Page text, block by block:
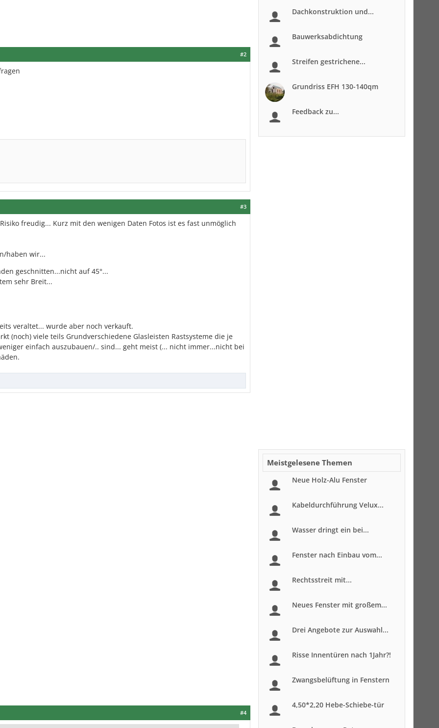
#2
#3
freudig... Kurz mit den wenigen Daten Fotos ist es fast unmöglich
haben wir...
geschnitten...nicht auf 45°...
sehr Breit...
veraltet... wurde aber noch verkauft.
(noch) viele teils Grundverschiedene Glasleisten Rastsysteme die je
einfach auszubauen/.. sind... geht meist (... nicht immer...nicht bei
#4
Dachkonstruktion und...
Bauwerksabdichtung
Streifen gestrichene...
Grundriss EFH 130-140qm
Feedback zu...
Meistgelesene Themen
Neue Holz-Alu Fenster
Kabeldurchführung Velux...
Wasser dringt ein bei...
Fenster nach Einbau vom...
Rechtsstreit mit...
Neues Fenster mit großem...
Drei Angebote zur Auswahl...
Risse Innentüren nach 1Jahr?!
Zwangsbelüftung in Fenstern
4,50*2,20 Hebe-Schiebe-tür